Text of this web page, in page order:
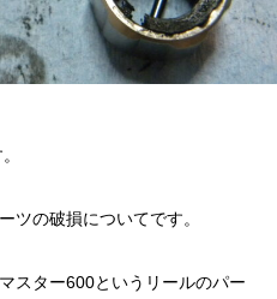
ルフメンテナンス用品
ツの破損についてです。
スター600というリールのパー